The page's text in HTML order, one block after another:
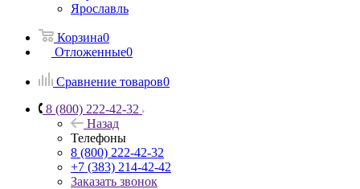
Ярославль
Корзина0
Отложенные0
Сравнение товаров0
8 (800) 222-42-32
Назад
Телефоны
8 (800) 222-42-32
+7 (383) 214-42-42
Заказать звонок